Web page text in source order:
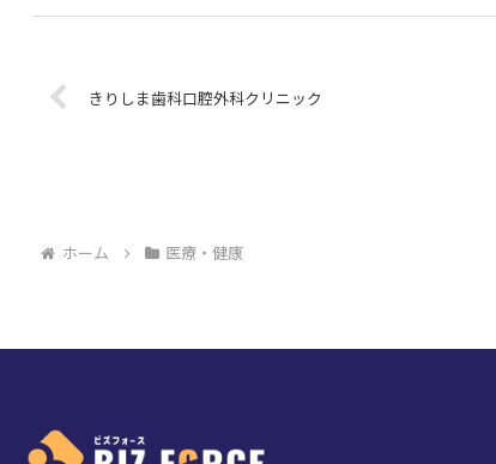
きりしま歯科口腔外科クリニック
ホーム 医療・健康